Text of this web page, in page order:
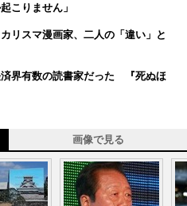
こりません」
リスマ漫画家、二人の「違い」と
界有数の読書家だった 『死ぬほ
画像で見る